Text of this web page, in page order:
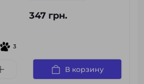
3
347 грн.
В корзину